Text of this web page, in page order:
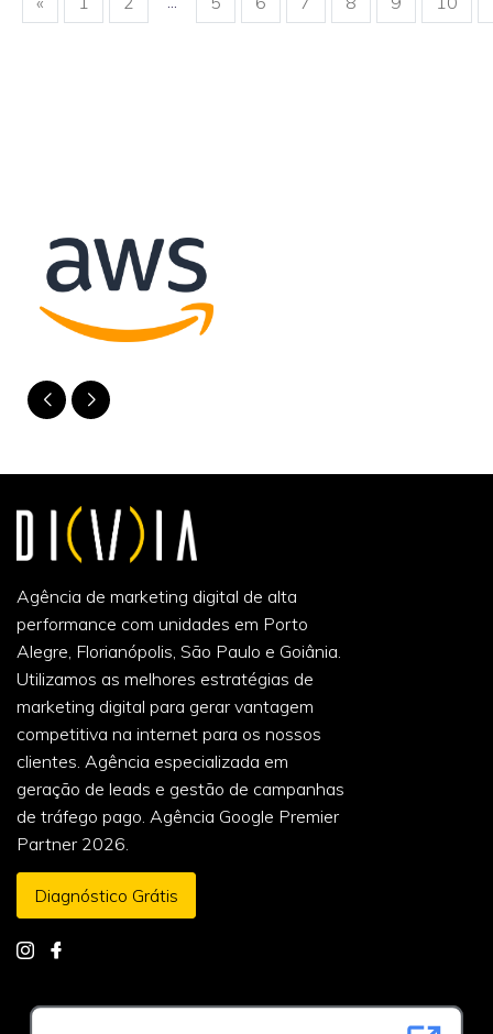
Agência de marketing digital de alta
performance com unidades em Porto
Alegre, Florianópolis, São Paulo e Goiânia.
Utilizamos as melhores estratégias de
marketing digital para gerar vantagem
competitiva na internet para os nossos
clientes. Agência especializada em
geração de leads e gestão de campanhas
de tráfego pago. Agência Google Premier
Partner 2026.
Diagnóstico Grátis